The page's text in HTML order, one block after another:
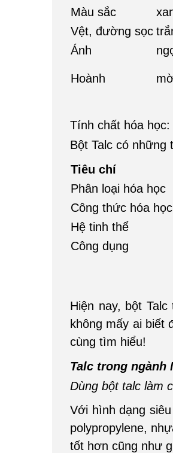
Màu sắc
Vệt, đường sọc
Ánh
Hoành
Tính chất hóa học:
Bột Talc có những
Tiêu chí
Phân loại hóa học
Công thức hóa học
Hệ tinh thể
Công dụng
Hiện nay, bột
không mấy ai biết
cùng tìm hiểu!
Talc trong ngành
Dùng bột talc làm
Với hình dạng
polypropylene,
tốt hơn cũng như